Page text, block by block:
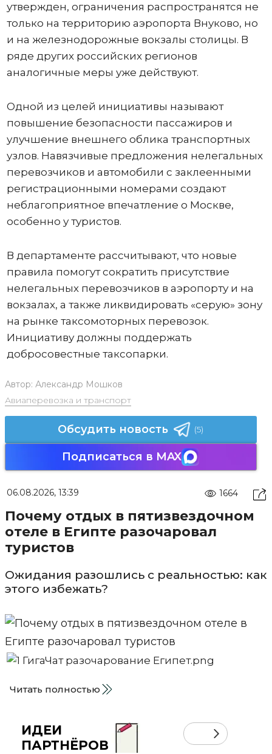
утвержден, ограничения распространятся не
только на территорию аэропорта Внуково, но
и на железнодорожные вокзалы столицы. В
ряде других российских регионов
аналогичные меры уже действуют.
Одной из целей инициативы называют
повышение безопасности пассажиров и
улучшение внешнего облика транспортных
узлов. Навязчивые предложения нелегальных
перевозчиков и автомобили с заклеенными
регистрационными номерами создают
неблагоприятное впечатление о Москве,
особенно у туристов.
В департаменте рассчитывают, что новые
правила помогут сократить присутствие
нелегальных перевозчиков в аэропорту и на
вокзалах, а также ликвидировать «серую» зону
на рынке таксомоторных перевозок.
Инициативу должны поддержать
добросовестные таксопарки.
Автор: Александр Мошков
Авиаперевозка и транспорт
Обсудить новость (5)
Подписаться в MAX
06.08.2026, 13:39 1664
Почему отдых в пятизвездочном
отеле в Египте разочаровал
туристов
Ожидания разошлись с реальностью: как
этого избежать?
Читать полностью
ИДЕИ
ПАРТНЁРОВ